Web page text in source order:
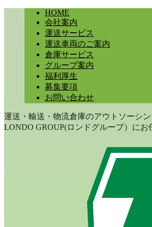
HOME
会社案内
運送サービス
運送車両のご案内
倉庫サービス
グループ案内
福利厚生
募集要項
お問い合わせ
運送・輸送・物流倉庫のアウトソーシン
LONDO GROUP(ロンドグループ）にお